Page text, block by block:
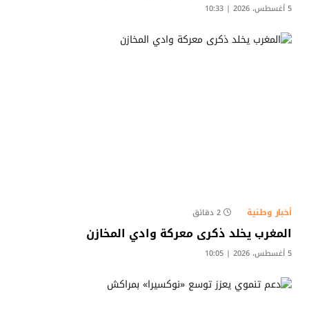
5 أغسطس، 2026 | 10:33
أخبار وطنية 2 دقائق
المغرب يخلد ذكرى معركة وادي المخازن
5 أغسطس، 2026 | 10:05